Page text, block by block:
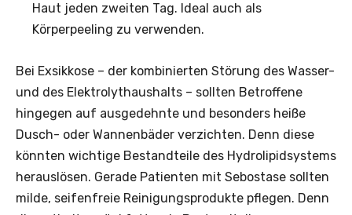
Haut jeden zweiten Tag. Ideal auch als
Körperpeeling zu verwenden.
Bei Exsikkose – der kombinierten Störung des Wasser-
und des Elektrolythaushalts – sollten Betroffene
hingegen auf ausgedehnte und besonders heiße
Dusch- oder Wannenbäder verzichten. Denn diese
könnten wichtige Bestandteile des Hydrolipidsystems
herauslösen. Gerade Patienten mit Sebostase sollten
milde, seifenfreie Reinigungsprodukte pflegen. Denn